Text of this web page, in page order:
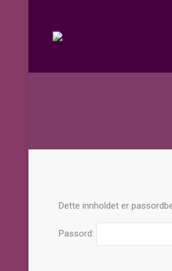
Dette innholdet er
Passord: